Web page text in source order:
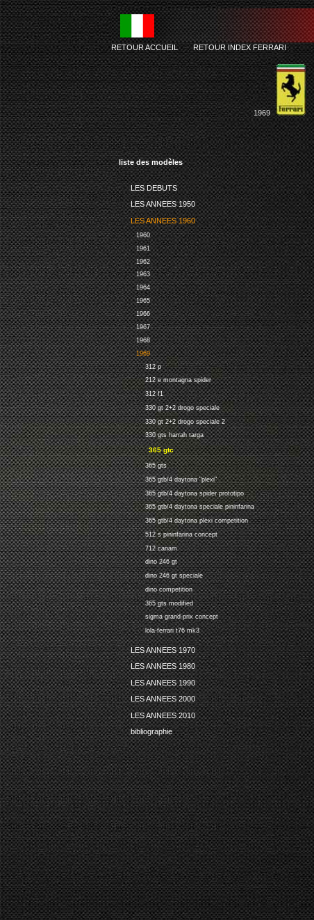
liste des modèles
LES DEBUTS
LES ANNEES 1950
LES ANNEES 1960
1960
1961
1962
1963
1964
1965
1966
1967
1968
1969
312 p
212 e montagna spider
312 f1
330 gt 2+2 drogo speciale
330 gt 2+2 drogo speciale 2
330 gts harrah targa
365 gtc
365 gts
365 gtb/4 daytona "plexi"
365 gtb/4 daytona spider prototipo
365 gtb/4 daytona speciale pininfarina
365 gtb/4 daytona plexi competition
512 s pininfarina concept
712 canam
dino 246 gt
dino 246 gt speciale
dino competition
365 gts modified
sigma grand-prix concept
lola-ferrari t76 mk3
LES ANNEES 1970
LES ANNEES 1980
LES ANNEES 1990
LES ANNEES 2000
LES ANNEES 2010
bibliographie
RETOUR ACCUEIL-RETOUR INDEX FERRARI
1969